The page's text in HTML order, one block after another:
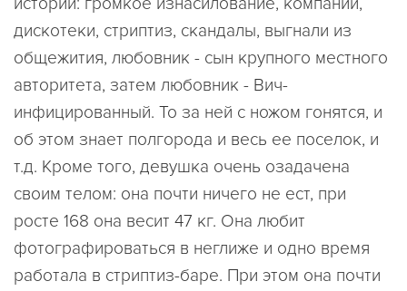
дискотеки, стриптиз, скандалы, выгнали из
общежития, любовник - сын крупного местного
авторитета, затем любовник - Вич-
инфицированный. То за ней с ножом гонятся, и
об этом знает полгорода и весь ее поселок, и
т.д. Кроме того, девушка очень озадачена
своим телом: она почти ничего не ест, при
росте 168 она весит 47 кг. Она любит
фотографироваться в неглиже и одно время
работала в стриптиз-баре. При этом она почти